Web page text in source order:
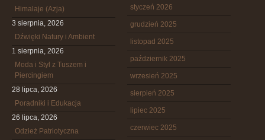
Himalaje (Azja)
3 sierpnia, 2026
Dźwięki Natury i Ambient
1 sierpnia, 2026
Moda i Styl z Tuszem i
Piercingiem
28 lipca, 2026
Poradniki i Edukacja
26 lipca, 2026
Odzież Patriotyczna
styczeń 2026
grudzień 2025
listopad 2025
październik 2025
wrzesień 2025
sierpień 2025
lipiec 2025
czerwiec 2025